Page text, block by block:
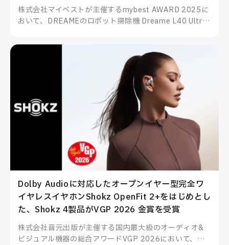
株式会社マイベストが主催するmybest AWARD 2025に
おいて、DREAMEのロボット掃除機 Dreame L40 Ultra
たします。
Dolby Audioに対応したオープンイヤー型完全ワ
イヤレスイヤホンShokz OpenFit 2+をはじめとし
た、Shokz 4製品がVGP 2026 金賞を受賞
株式会社音元出版が主催する国内最大級のオーディオ&
ビジュアル機器の総合アワードVGP 2026において、